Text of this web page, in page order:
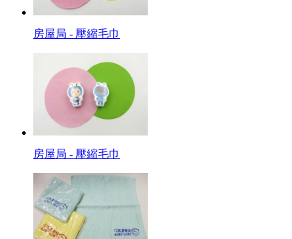
房屋局 - 壓縮毛巾
房屋局 - 壓縮毛巾